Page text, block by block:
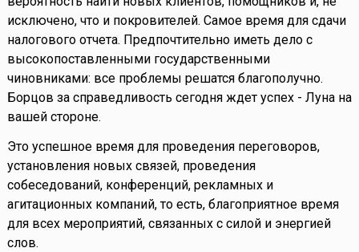
исключено, что и покровителей. Самое время для сдачи
налогового отчета. Предпочтительно иметь дело с
высокопоставленными государственными
чиновниками: все проблемы решатся благополучно.
Борцов за справедливость сегодня ждет успех - Луна на
вашей стороне.
Это успешное время для проведения переговоров,
установления новых связей, проведения
собеседований, конференций, рекламных и
агитационных компаний, то есть, благоприятное время
для всех мероприятий, связанных с силой и энергией
слов.